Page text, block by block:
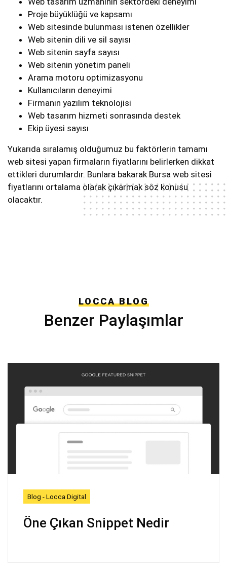
Proje büyüklüğü ve kapsamı
Web sitesinde bulunması istenen özellikler
Web sitenin dili ve sil sayısı
Web sitenin sayfa sayısı
Web sitenin yönetim paneli
Arama motoru optimizasyonu
Kullanıcıların deneyimi
Firmanın yazılım teknolojisi
Web tasarım hizmeti sonrasında destek
Ekip üyesi sayısı
Yukarıda sıralamış olduğumuz bu faktörlerin tamamı
web sitesi yapan firmaların fiyatlarını belirlerken dikkat
ettikleri durumlardır. Bunlara bakarak Bursa web sitesi
fiyatlarını ortalama olarak çıkarmak söz konusu
olacaktır.
LOCCA BLOG
Benzer Paylaşımlar
Blog - Locca Digital
Öne Çıkan Snippet Nedir